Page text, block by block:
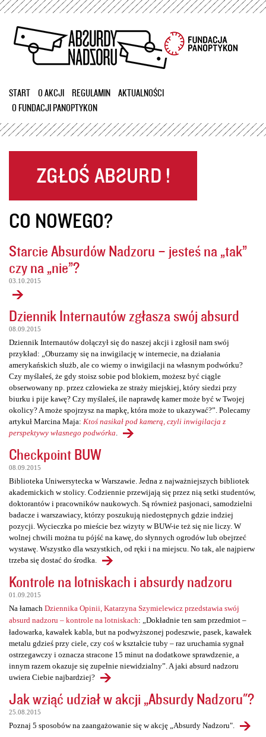
Przejdź
treści
START O AKCJI REGULAMIN
AKTUALNOŚCI
O FUNDACJI PANOPTYKON
CO NOWEGO?
Starcie Absurdów Nadzoru – jesteś na „tak”
czy na „nie”?
03.10.2015
Dziennik Internautów zgłasza swój absurd
08.09.2015
Dziennik Internautów dołączył się do naszej akcji i zgłosił nam swój
przykład: „Oburzamy się na inwigilację w internecie, na działania
amerykańskich służb, ale co wiemy o inwigilacji na własnym podwórku?
Czy myślałeś, że gdy stoisz sobie pod blokiem, możesz być ciągle
obserwowany np. przez człowieka ze straży miejskiej, który siedzi przy
biurku i pije kawę? Czy myślałeś, ile naprawdę kamer może być w Twojej
okolicy? A może spojrzysz na mapkę, która może to ukazywać?”. Polecamy
artykuł Marcina Maja: Ktoś nasikał pod kamerą, czyli inwigilacja z
perspektywy własnego podwórka
Checkpoint BUW
08.09.2015
Biblioteka Uniwersytecka w Warszawie. Jedna z najważniejszych bibliotek
akademickich w stolicy. Codziennie przewijają się przez nią setki studentów,
doktorantów i pracowników naukowych. Są również pasjonaci, samodzielni
badacze i warszawiacy, którzy poszukują niedostępnych gdzie indziej
pozycji. Wycieczka po mieście bez wizyty w BUW-ie też się nie liczy. W
wolnej chwili można tu pójść na kawę, do słynnych ogrodów lub obejrzeć
wystawę. Wszystko dla wszystkich, od ręki i na miejscu. No tak, ale najpierw
trzeba się dostać do środka.
Kontrole na lotniskach i absurdy nadzoru
01.09.2015
Na łamach Dziennika Opinii, Katarzyna Szymielewicz przedstawia swój
absurd nadzoru – kontrole na lotniskach: „Dokładnie ten sam przedmiot –
ładowarka, kawałek kabla, but na podwyższonej podeszwie, pasek, kawałek
metalu gdzieś przy ciele, czy coś w kształcie tuby – raz uruchamia sygnał
ostrzegawczy i oznacza stracone 15 minut na dodatkowe sprawdzenie, a
innym razem okazuje się zupełnie niewidzialny”. A jaki absurd nadzoru
uwiera Ciebie najbardziej?
Jak wziąć udział w akcji „Absurdy Nadzoru"?
25.08.2015
Poznaj 5 sposobów na zaangażowanie się w akcję „Absurdy Nadzoru".